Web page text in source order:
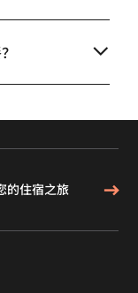
的住宿之旅